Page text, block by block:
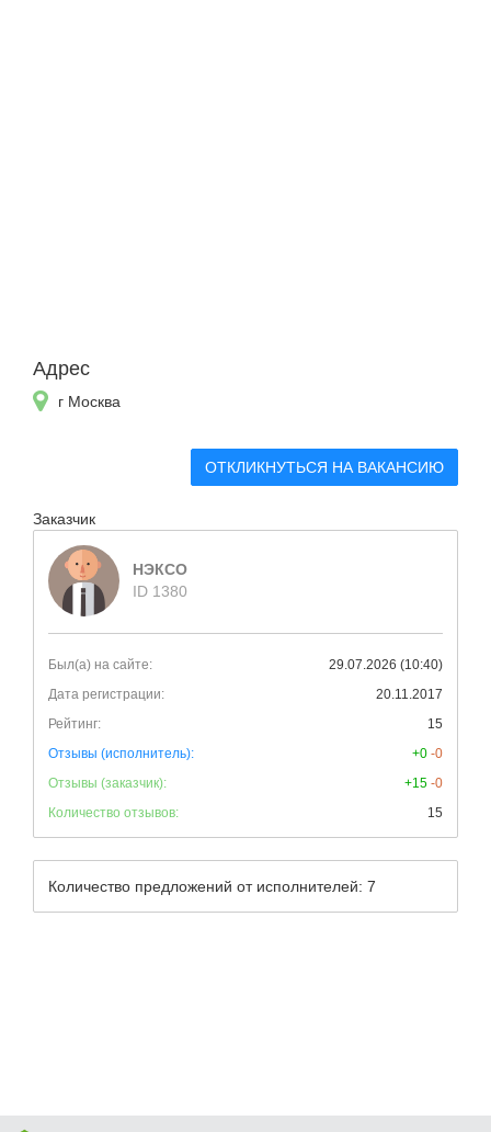
Адрес
г Москва
ОТКЛИКНУТЬСЯ НА ВАКАНСИЮ
Заказчик
НЭКСО
ID 1380
Был(а) на сайте:
29.07.2026 (10:40)
Дата регистрации:
20.11.2017
Рейтинг:
15
Отзывы (исполнитель):
+0 -0
Отзывы (заказчик):
+15 -0
Количество отзывов:
15
Количество предложений от исполнителей: 7